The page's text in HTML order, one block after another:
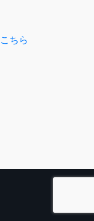
こちら